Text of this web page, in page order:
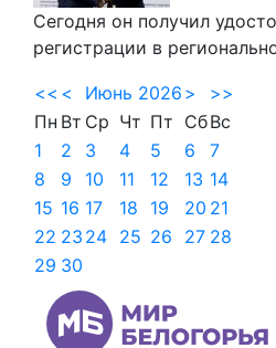
Сегодня он получил
регистрации в
<< < Июнь 2026 >
>>
Пн Вт Ср Чт Пт СбВс
1
2 3 4 5 6
7
8
9 10 11 12 13 14
15 16 17 18 19 20 21
22 23 24 25 26 27 28
29 30